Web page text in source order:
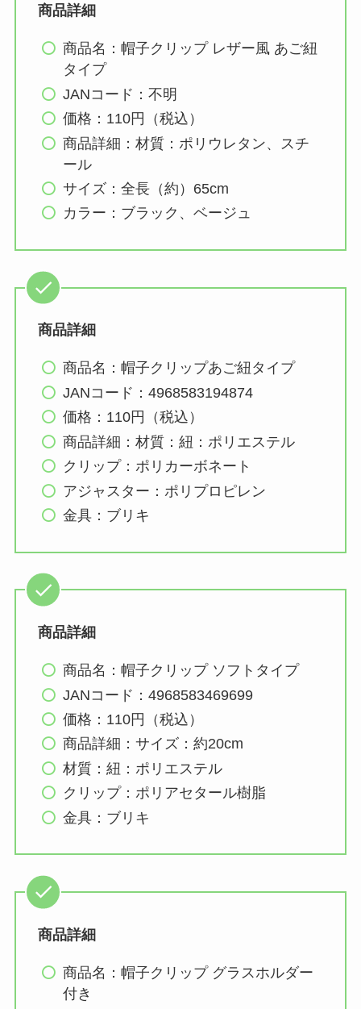
商品詳細
商品名：帽子クリップ レザー風 あご紐
タイプ
JANコード：不明
価格：110円（税込）
商品詳細：材質：ポリウレタン、スチ
ール
サイズ：全長（約）65cm
カラー：ブラック、ベージュ
商品詳細
商品名：帽子クリップあご紐タイプ
JANコード：4968583194874
価格：110円（税込）
商品詳細：材質：紐：ポリエステル
クリップ：ポリカーボネート
アジャスター：ポリプロピレン
金具：ブリキ
商品詳細
商品名：帽子クリップ ソフトタイプ
JANコード：4968583469699
価格：110円（税込）
商品詳細：サイズ：約20cm
材質：紐：ポリエステル
クリップ：ポリアセタール樹脂
金具：ブリキ
商品詳細
商品名：帽子クリップ グラスホルダー
付き